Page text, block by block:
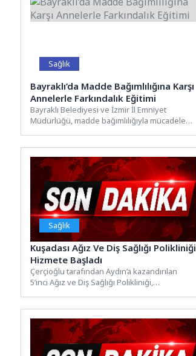
Sağlık
Bayraklı’da Madde Bağımlılığına Karşı
Annelerle Farkındalık Eğitimi
Bayraklı Belediyesi ve İzmir İl Emniyet
Müdürlüğü, madde bağımlılığıyla mücadelede
Sağlık
Kuşadası Ağız Ve Diş Sağlığı Polikliniği
Hizmete Başladı
Çerçioğlu tarafından Aydın’a kazandırılan
5’inci Ağız ve Diş Sağlığı Polikliniği,